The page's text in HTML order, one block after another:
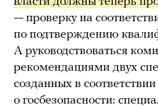
— проверку на
по подтверждению
А руководствоваться
рекомендациями двух
созданных в
о госбезопасности: